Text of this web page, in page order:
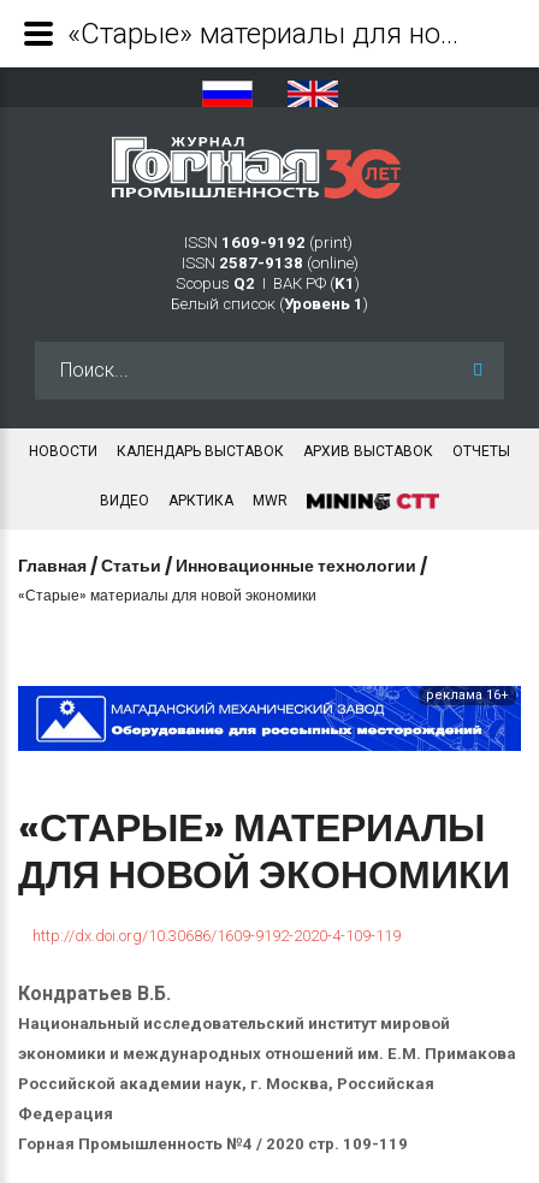
ISSN 1609-9192 (print)
ISSN 2587-9138 (online)
Scopus Q2 Ι ВАК РФ (K1 )
Белый список (Уровень 1 )
НОВОСТИ КАЛЕНДАРЬ ВЫСТАВОК АРХИВ ВЫСТАВОК ОТЧЕТЫ
ВИДЕО АРКТИКА MWR
Главная /Статьи / Инновационные технологии /
«Старые» материалы для новой экономики
реклама 16+
«СТАРЫЕ» МАТЕРИАЛЫ
ДЛЯ НОВОЙ ЭКОНОМИКИ
http://dx.doi.org/10.30686/1609-9192-2020-4-109-119
Кондратьев В.Б.
Национальный исследовательский институт мировой
экономики и международных отношений им. Е.М. Примакова
Российской академии наук, г. Москва, Российская
Федерация
Горная Промышленность №4 / 2020 стр. 109-119
«Старые» материалы для новой экономики - Журнал Горная промышленность